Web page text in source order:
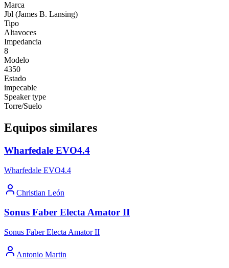
Marca
Jbl (James B. Lansing)
Tipo
Altavoces
Impedancia
8
Modelo
4350
Estado
impecable
Speaker type
Torre/Suelo
Equipos similares
Wharfedale EVO4.4
Wharfedale EVO4.4
Christian León
Sonus Faber Electa Amator II
Sonus Faber Electa Amator II
Antonio Martin